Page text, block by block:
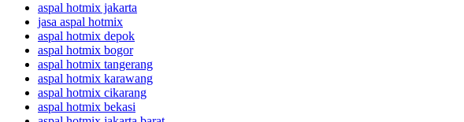
aspal hotmix jakarta
jasa aspal hotmix
aspal hotmix depok
aspal hotmix bogor
aspal hotmix tangerang
aspal hotmix karawang
aspal hotmix cikarang
aspal hotmix bekasi